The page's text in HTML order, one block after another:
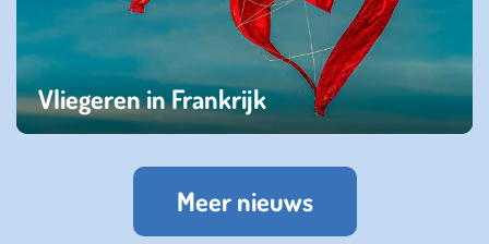
Vliegeren in Frankrijk
Meer nieuws